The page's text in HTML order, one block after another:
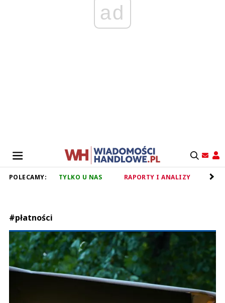
ad
POLECAMY: TYLKO U NAS RAPORTY I ANALIZY
#płatności